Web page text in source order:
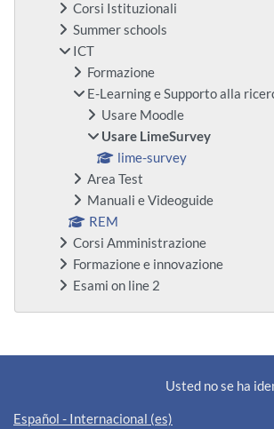
Corsi Istituzionali
Summer schools
ICT
Formazione
E-Learning e Supporto alla
Usare Moodle
Usare LimeSurvey
lime-survey
Area Test
Manuali e Videoguide
REM
Corsi Amministrazione
Formazione e innovazione
Esami on line 2
Bloques suplementarios
Usted no se ha
Español - Internacional ‎(es)‎